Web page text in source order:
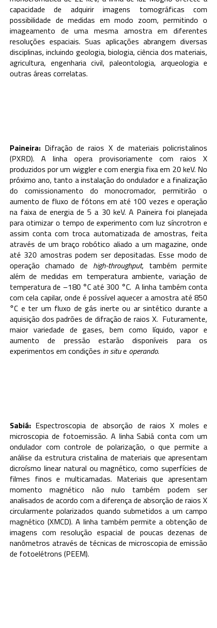
capacidade de adquirir imagens tomográficas com
possibilidade de medidas em modo zoom, permitindo o
imageamento de uma mesma amostra em diferentes
resoluções espaciais. Suas aplicações abrangem diversas
disciplinas, incluindo geologia, biologia, ciência dos materiais,
agricultura, engenharia civil, paleontologia, arqueologia e
outras áreas correlatas.
Paineira: Difração de raios X de materiais policristalinos
(PXRD). A linha opera provisoriamente com raios X
produzidos por um wiggler e com energia fixa em 20 keV. No
próximo ano, tanto a instalação do ondulador e a finalização
do comissionamento do monocromador, permitirão o
aumento de fluxo de fótons em até 100 vezes e operação
na faixa de energia de 5 a 30 keV. A Paineira foi planejada
para otimizar o tempo de experimento com luz síncrotron e
assim conta com troca automatizada de amostras, feita
através de um braço robótico aliado a um magazine, onde
até 320 amostras podem ser depositadas. Esse modo de
operação chamado de high-throughput, também permite
além de medidas em temperatura ambiente, variação de
temperatura de –180 °C até 300 °C. A linha também conta
com cela capilar, onde é possível aquecer a amostra até 850
°C e ter um fluxo de gás inerte ou ar sintético durante a
aquisição dos padrões de difração de raios X. Futuramente,
maior variedade de gases, bem como líquido, vapor e
aumento de pressão estarão disponíveis para os
experimentos em condições in situe operando.
Sabiá: Espectroscopia de absorção de raios X moles e
microscopia de fotoemissão. A linha Sabiá conta com um
ondulador com controle de polarização, o que permite a
análise da estrutura cristalina de materiais que apresentam
dicroísmo linear natural ou magnético, como superfícies de
filmes finos e multicamadas. Materiais que apresentam
momento magnético não nulo também podem ser
analisados de acordo com a diferença de absorção de raios X
circularmente polarizados quando submetidos a um campo
magnético (XMCD). A linha também permite a obtenção de
imagens com resolução espacial de poucas dezenas de
nanômetros através de técnicas de microscopia de emissão
de fotoelétrons (PEEM).